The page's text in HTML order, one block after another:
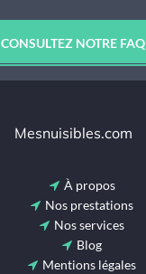
CONSULTEZ NOTRE FAQ
Mesnuisibles.com
À propos
Nos prestations
Nos services
Blog
Mentions légales